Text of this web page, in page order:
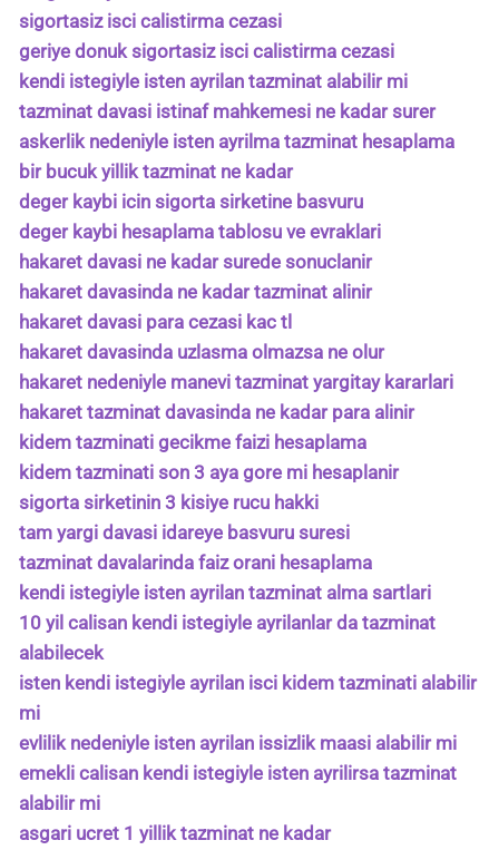
sigortasiz isci calistirma cezasi
geriye donuk sigortasiz isci calistirma cezasi
kendi istegiyle isten ayrilan tazminat alabilir mi
tazminat davasi istinaf mahkemesi ne kadar surer
askerlik nedeniyle isten ayrilma tazminat hesaplama
bir bucuk yillik tazminat ne kadar
deger kaybi icin sigorta sirketine basvuru
deger kaybi hesaplama tablosu ve evraklari
hakaret davasi ne kadar surede sonuclanir
hakaret davasinda ne kadar tazminat alinir
hakaret davasi para cezasi kac tl
hakaret davasinda uzlasma olmazsa ne olur
hakaret nedeniyle manevi tazminat yargitay kararlari
hakaret tazminat davasinda ne kadar para alinir
kidem tazminati gecikme faizi hesaplama
kidem tazminati son 3 aya gore mi hesaplanir
sigorta sirketinin 3 kisiye rucu hakki
tam yargi davasi idareye basvuru suresi
tazminat davalarinda faiz orani hesaplama
kendi istegiyle isten ayrilan tazminat alma sartlari
10 yil calisan kendi istegiyle ayrilanlar da tazminat
alabilecek
isten kendi istegiyle ayrilan isci kidem tazminati alabilir
mi
evlilik nedeniyle isten ayrilan issizlik maasi alabilir mi
emekli calisan kendi istegiyle isten ayrilirsa tazminat
alabilir mi
asgari ucret 1 yillik tazminat ne kadar